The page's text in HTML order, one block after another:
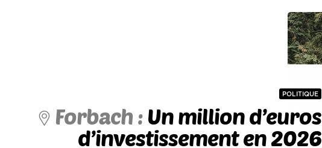
POLITIQUE
Forbach : Un million d’euros
d’investissement en 2026